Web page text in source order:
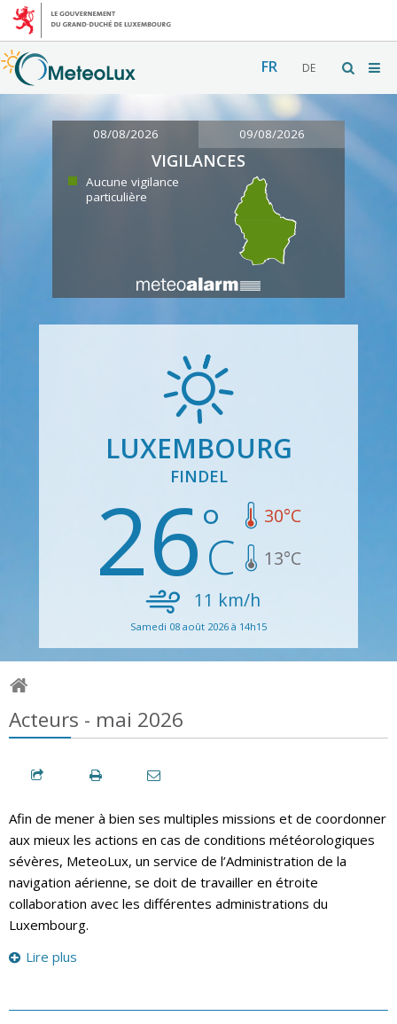
FR DE
08/08/2026 09/08/2026
VIGILANCES
Aucune vigilance
particulière
LUXEMBOURG
FINDEL
26 30°C
13°C
11 km/h
Samedi 08 août 2026 à 14h15
Acteurs - mai 2026
Afin de mener à bien ses multiples missions et de coordonner
aux mieux les actions en cas de conditions météorologiques
sévères, MeteoLux, un service de l’Administration de la
navigation aérienne, se doit de travailler en étroite
collaboration avec les différentes administrations du
Luxembourg.
Lire plus